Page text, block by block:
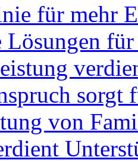
für mehr
Lösungen
von